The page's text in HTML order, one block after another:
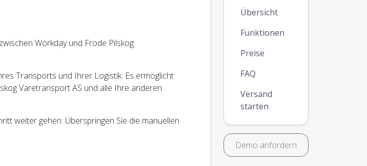
Workday und Frode Pilskog
Transports und Ihrer Logistik. Es ermöglicht
Varetransport AS und alle Ihre anderen
weiter gehen: Überspringen Sie die manuellen
Übersicht
Funktionen
Preise
FAQ
Versand
starten
Demo anfordern